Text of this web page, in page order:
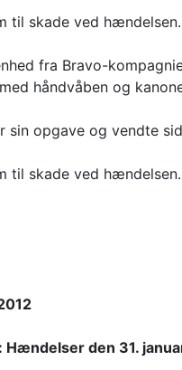
til skade ved hændelsen.
fra Bravo-
håndvåben og
sin opgave og vendte
til skade ved hændelsen.
Hændelser den 31.